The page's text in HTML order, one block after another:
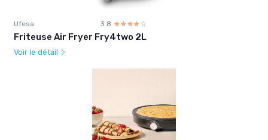
Ufesa 3.8 ☆☆☆☆☆
★★★★★
Friteuse Air Fryer Fry4two 2L
Voir le détail